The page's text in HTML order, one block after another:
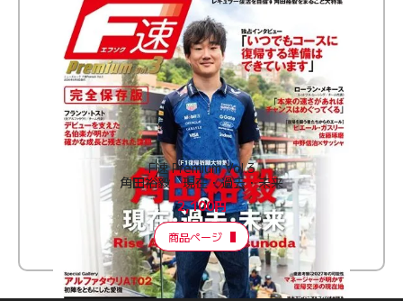
F速 Premium Vol.3
角田裕毅 現在・過去・未来
2,100円
商品ページ